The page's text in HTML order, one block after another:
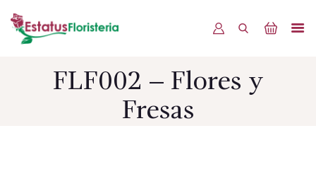
FLF002 – Flores y
Fresas
INICIO
PRODUCTOS